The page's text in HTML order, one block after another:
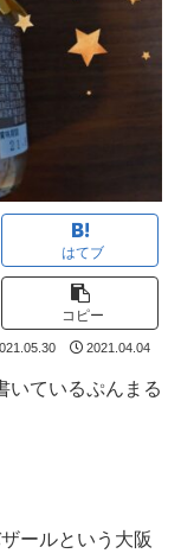
はてブ
コピー
2021.04.04
いているぷんまる
ールという大阪